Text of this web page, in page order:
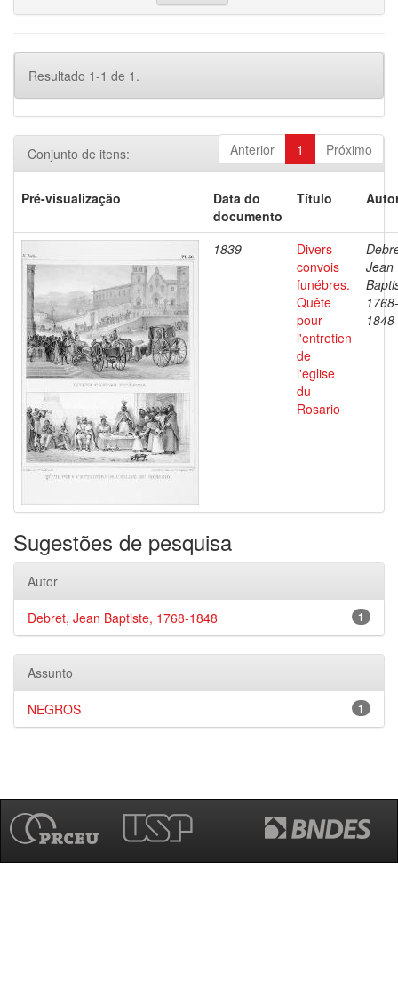
Resultado 1-1 de 1.
Anterior 1 Próximo
Conjunto de itens:
Pré-visualização
Data do
documento
Título
1839
Divers
convois
funébres.
Quête
pour
l'entretien
de
l'eglise
du
Rosario
Jean
1768-
1848
Sugestões de pesquisa
Autor
1
Debret, Jean Baptiste, 1768-1848
Assunto
1
NEGROS